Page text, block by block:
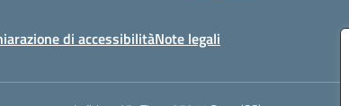
di accessibilitàNote legali